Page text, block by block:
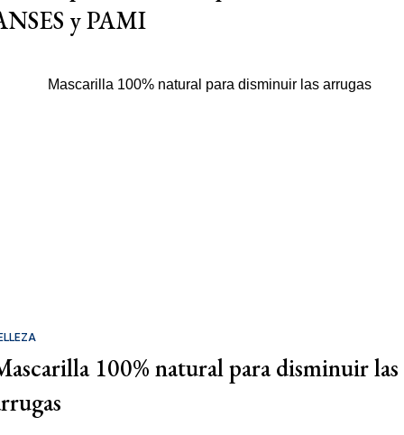
y PAMI
100% natural para disminuir las